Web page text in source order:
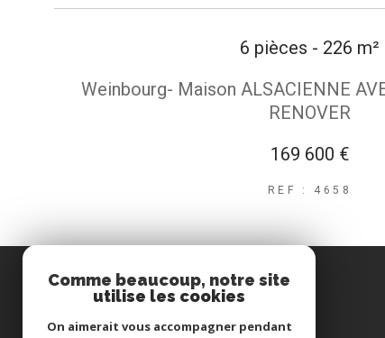
6 pièces - 226 m²
Weinbourg- Maison ALSACIENNE
RENOVER
169 600 €
REF : 4658
Immobilière du Pays de Hanau
Comme beaucoup, notre site
utilise les cookies
On aimerait vous accompagner pendant